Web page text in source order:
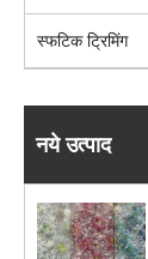
स्फटिक ट्रिमिंग
नये उत्पाद